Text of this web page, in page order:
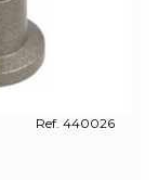
Ref. 440026